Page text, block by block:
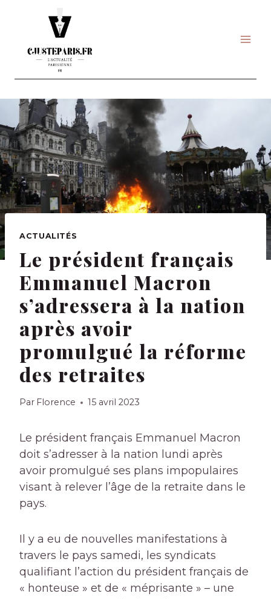
ACTUALITÉS
Le président français
Emmanuel Macron
s’adressera à la nation
après avoir
promulgué la réforme
des retraites
Par Florence 15 avril 2023
Le président français Emmanuel Macron
doit s’adresser à la nation lundi après
avoir promulgué ses plans impopulaires
visant à relever l’âge de la retraite dans le
pays.
Il y a eu de nouvelles manifestations à
travers le pays samedi, les syndicats
qualifiant l’action du président français de
« honteuse » et de « méprisante » – une